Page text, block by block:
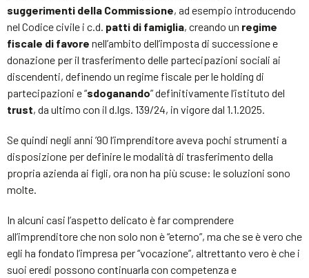
suggerimenti della Commissione, ad esempio introducendo
nel Codice civile i c.d. patti di famiglia, creando un regime
fiscale di favore nell’ambito dell’imposta di successione e
donazione per il trasferimento delle partecipazioni sociali ai
discendenti, definendo un regime fiscale per le holding di
partecipazioni e “sdoganando” definitivamente l’istituto del
trust, da ultimo con il d.lgs. 139/24, in vigore dal 1.1.2025.
Se quindi negli anni ’90 l’imprenditore aveva pochi strumenti a
disposizione per definire le modalità di trasferimento della
propria azienda ai figli, ora non ha più scuse: le soluzioni sono
molte.
In alcuni casi l’aspetto delicato è far comprendere
all’imprenditore che non solo non è “eterno”, ma che se è vero che
egli ha fondato l’impresa per “vocazione”, altrettanto vero è che i
suoi eredi possono continuarla con competenza e